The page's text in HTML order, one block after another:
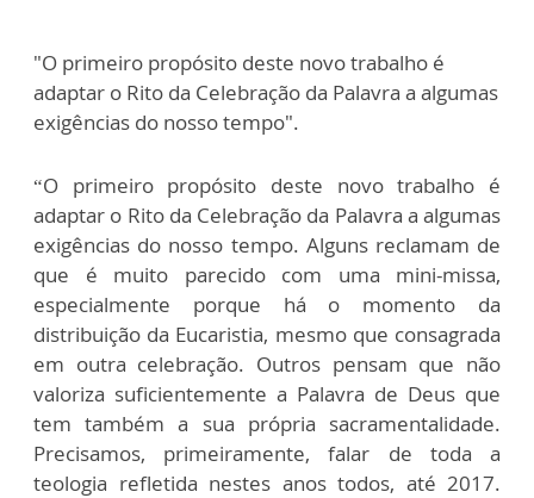
"O primeiro propósito deste novo trabalho é
adaptar o Rito da Celebração da Palavra a algumas
exigências do nosso tempo".
“O primeiro propósito deste novo trabalho é
adaptar o Rito da Celebração da Palavra a algumas
exigências do nosso tempo. Alguns reclamam de
que é muito parecido com uma mini-missa,
especialmente porque há o momento da
distribuição da Eucaristia, mesmo que consagrada
em outra celebração. Outros pensam que não
valoriza suficientemente a Palavra de Deus que
tem também a sua própria sacramentalidade.
Precisamos, primeiramente, falar de toda a
teologia refletida nestes anos todos, até 2017.